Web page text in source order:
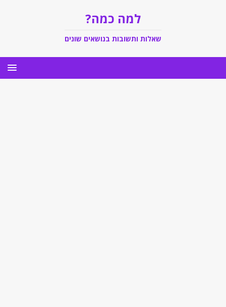
למה כמה?
שאלות ותשובות בנושאים שונים